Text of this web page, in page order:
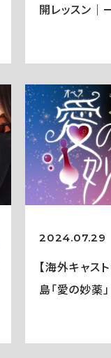
開レッスン｜
2024.07.29
【海外キャス
島「愛の妙薬」